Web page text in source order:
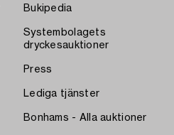
Bukipedia
Systembolagets
dryckesauktioner
Press
Lediga tjänster
Bonhams - Alla auktioner